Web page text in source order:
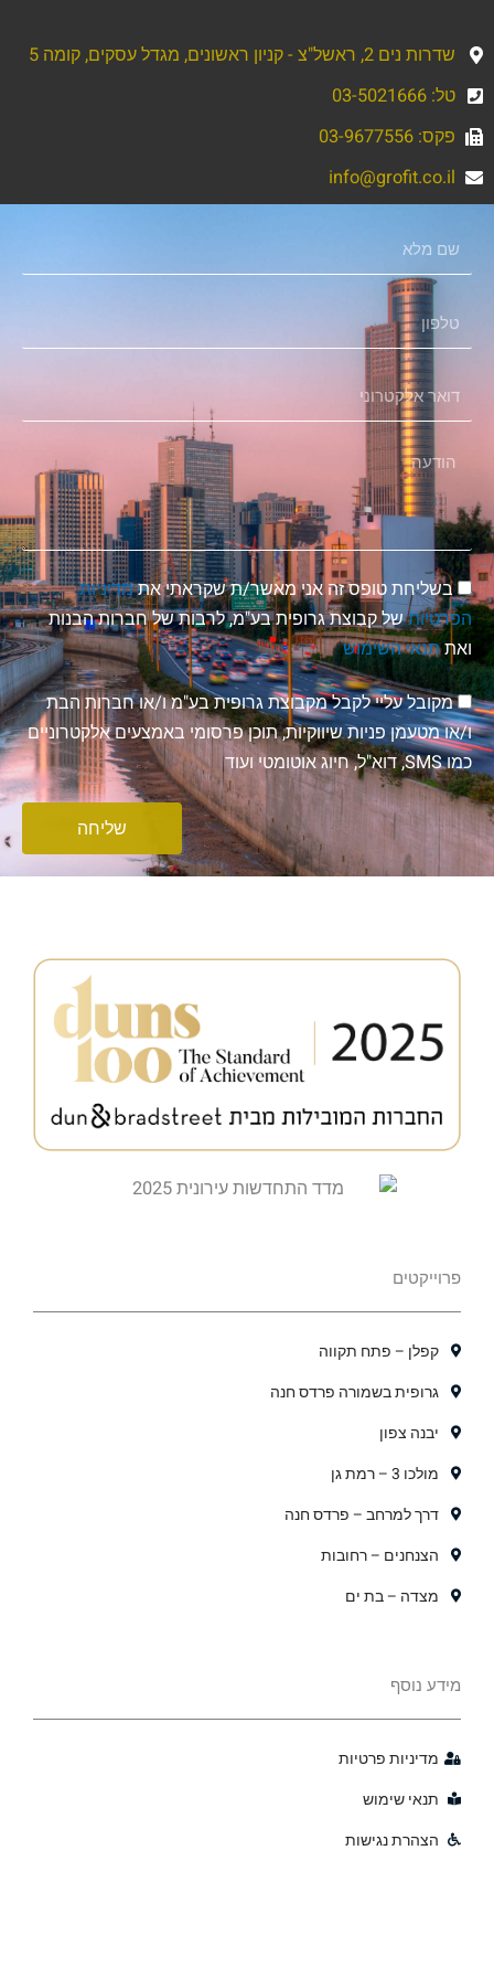
שדרות נים 2, ראשל"צ - קניון ראשונים, מגדל עסקים, קומה 5
טל: 03-5021666
פקס: 03-9677556
info@grofit.co.il
שם
מלא
טלפון
דואר
אלקטרוני
הודעה
הסכמה
בשליחת טופס זה אני מאשר/ת שקראתי אתמדיניות
הפרטיותשל קבוצת גרופית בע"מ, לרבות של חברות הבנות
ואתתנאי השימוש
הסכמה
לניוזלטר
מקובל עליי לקבל מקבוצת גרופית בע"מ ו/או חברות הבת
ו/או מטעמן פניות שיווקיות, תוכן פרסומי באמצעים אלקטרוניים
כמו SMS, דוא"ל, חיוג אוטומטי ועוד
שליחה
פרוייקטים
קפלן – פתח תקווה
גרופית בשמורה פרדס חנה
יבנה צפון
מולכו 3 – רמת גן
דרך למרחב – פרדס חנה
הצנחנים – רחובות
מצדה – בת ים
מידע נוסף
מדיניות פרטיות
תנאי שימוש
הצהרת נגישות